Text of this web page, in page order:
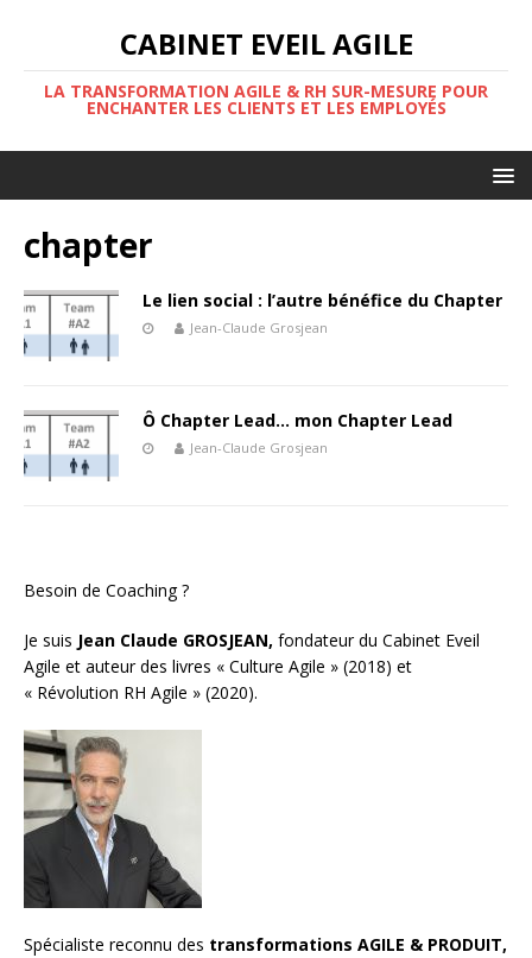
CABINET EVEIL AGILE
LA TRANSFORMATION AGILE & RH SUR-MESURE POUR
ENCHANTER LES CLIENTS ET LES EMPLOYÉS
chapter
Le lien social : l’autre bénéfice du Chapter
Jean-Claude Grosjean
Ô Chapter Lead… mon Chapter Lead
Jean-Claude Grosjean
Besoin de Coaching ?
Je suis Jean Claude GROSJEAN, fondateur du Cabinet Eveil
Agile et auteur des livres « Culture Agile » (2018) et
« Révolution RH Agile » (2020).
Spécialiste reconnu des transformations AGILE & PRODUIT,